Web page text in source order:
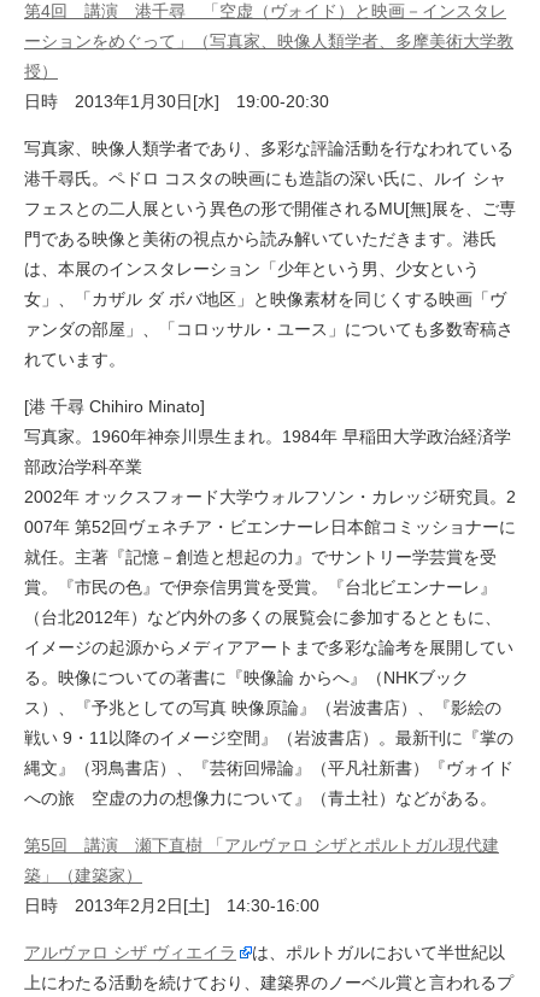
第4回 講演 港千尋 「空虚（ヴォイド）と映画－インスタレ
ーションをめぐって」（写真家、映像人類学者、多摩美術大学教
授）
日時 2013年1月30日[水] 19:00-20:30
写真家、映像人類学者であり、多彩な評論活動を行なわれている
港千尋氏。ペドロ コスタの映画にも造詣の深い氏に、ルイ シャ
フェスとの二人展という異色の形で開催されるMU[無]展を、ご専
門である映像と美術の視点から読み解いていただきます。港氏
は、本展のインスタレーション「少年という男、少女という
女」、「カザル ダ ボバ地区」と映像素材を同じくする映画「ヴ
ァンダの部屋」、「コロッサル・ユース」についても多数寄稿さ
れています。
[港 千尋 Chihiro Minato]
写真家。1960年神奈川県生まれ。1984年 早稲田大学政治経済学
部政治学科卒業
2002年 オックスフォード大学ウォルフソン・カレッジ研究員。2
007年 第52回ヴェネチア・ビエンナーレ日本館コミッショナーに
就任。主著『記憶－創造と想起の力』でサントリー学芸賞を受
賞。『市民の色』で伊奈信男賞を受賞。『台北ビエンナーレ』
（台北2012年）など内外の多くの展覧会に参加するとともに、
イメージの起源からメディアアートまで多彩な論考を展開してい
る。映像についての著書に『映像論 からへ』（NHKブック
ス）、『予兆としての写真 映像原論』（岩波書店）、『影絵の
戦い 9・11以降のイメージ空間』（岩波書店）。最新刊に『掌の
縄文』（羽鳥書店）、『芸術回帰論』（平凡社新書）『ヴォイド
への旅 空虚の力の想像力について』（青土社）などがある。
第5回 講演 瀬下直樹 「アルヴァロ シザとポルトガル現代建
築」（建築家）
日時 2013年2月2日[土] 14:30-16:00
アルヴァロ シザ ヴィエイラ
は、ポルトガルにおいて半世紀以
上にわたる活動を続けており、建築界のノーベル賞と言われるプ